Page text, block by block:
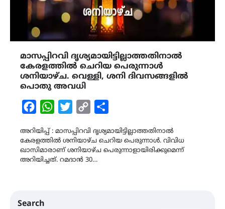
മാസപ്പിറവി ദൃശ്യമായിട്ടില്ലാത്തതിനാൽ
കേരളത്തിൽ ചെറിയ പെരുന്നാൾ
ശനിയാഴ്ച. വെള്ളി, ശനി ദിവസങ്ങളില്‍
പൊതു അവധി
FacebookWhatsAppTwitterCopy
അറിയിപ്പ് : മാസപ്പിറവി ദൃശ്യമായിട്ടില്ലാത്തതിനാൽ
കേരളത്തിൽ ശനിയാഴ്ച ചെറിയ പെരുന്നാൾ. വിവിധ
ഖാസിമാരാണ് ശനിയാഴ്ച പെരുന്നാളായിരിക്കുമെന്ന്
അറിയിച്ചത്. റമദാൻ 30…
Search